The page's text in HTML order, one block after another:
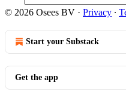
© 2026 Osees BV · Privacy ∙
Start your Substack
Get the app